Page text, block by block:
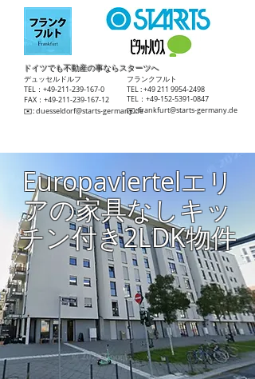
ドイツでも不動産の事ならスターツへ
​フランクフルト
TEL :+49 211 9954-2498
TEL：+49-152-5391-0847
​✉️:frankfurt@starts-germany.de
​デュッセルドルフ
TEL：+49-211-239-167-0
FAX：+49-211-239-167-12
​✉️:duesseldorf@starts-germany.de
Europaviertelエリ
アの家具なしキッ
チン付き2LDK物件